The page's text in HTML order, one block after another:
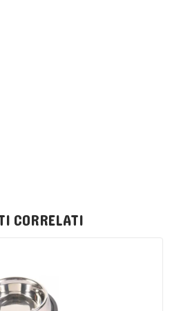
CORRELATI